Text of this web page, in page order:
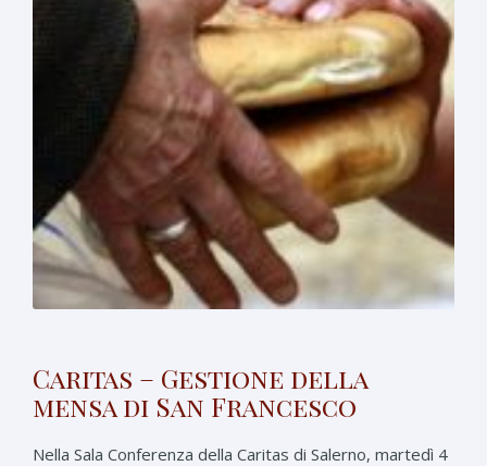
Caritas – Gestione della
mensa di San Francesco
Nella Sala Conferenza della Caritas di Salerno, martedì 4